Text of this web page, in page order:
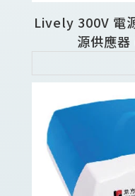
Lively 300V 電
源供應